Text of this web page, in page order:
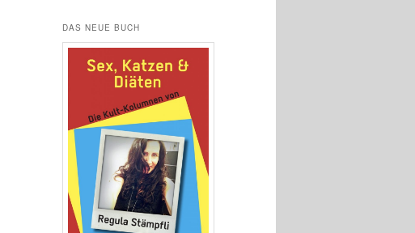
DAS NEUE BUCH